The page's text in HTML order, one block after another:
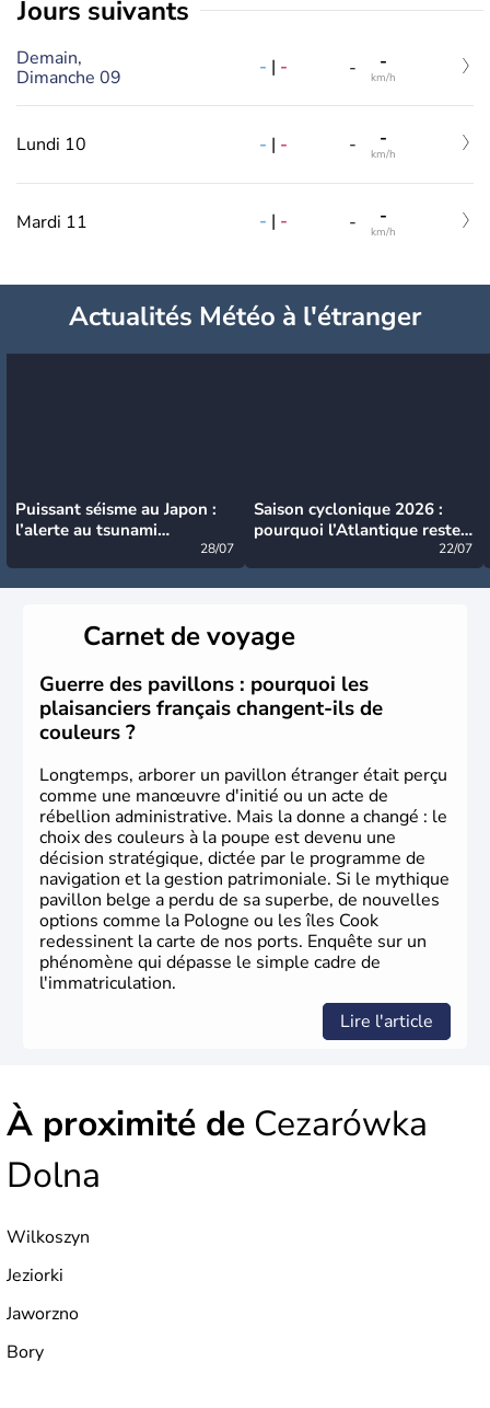
jours suivants
Demain,
Dimanche 09
- | - - -
km/h
Lundi 10 - | - - -
km/h
Mardi 11 - | - - -
km/h
Actualités Météo à l'étranger
Puissant séisme au Japon :
l’alerte au tsunami
28/07
Saison cyclonique 2026 :
pourquoi l’Atlantique reste
22/07
Carnet de voyage
Guerre des pavillons : pourquoi les
plaisanciers français changent-ils de
couleurs ?
Longtemps, arborer un pavillon étranger était perçu
comme une manœuvre d'initié ou un acte de
rébellion administrative. Mais la donne a changé : le
choix des couleurs à la poupe est devenu une
décision stratégique, dictée par le programme de
navigation et la gestion patrimoniale. Si le mythique
pavillon belge a perdu de sa superbe, de nouvelles
options comme la Pologne ou les îles Cook
redessinent la carte de nos ports. Enquête sur un
phénomène qui dépasse le simple cadre de
l'immatriculation.
Lire l'article
À proximité de Cezarówka
Dolna
Wilkoszyn
Jeziorki
Jaworzno
Bory